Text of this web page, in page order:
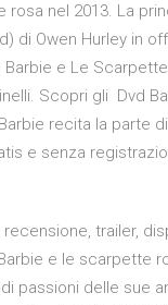
nel 2013. La
di Owen Hurley in
e Le
Scopri gli Dvd
recita la parte
e senza
trailer,
e le scarpette
passioni delle sue